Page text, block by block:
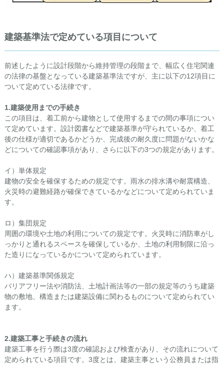
建築基準法で定めている項目について
前述したように設計段階から維持管理の段階まで、幅広く住宅関連
の法律の基盤となっている建築基準法ですが、主に以下の12項目に
ついて定めている法律です。
1.建築使用までの手続き
この項目は、着工前から建物として使用するまでの間の事項につい
て定めています。設計図書などで建築基準が守られているか、着工
後の仕様が適切であるかどうか、完成後の耐久度に問題がないかな
どについての確認事項があり、さらに以下の3つの規定があります。
イ）単体規定
建物の安全を確保するための規定です。雨水の排水溝や耐震構造、
火災時の避難経路が確保できているかなどについて定められていま
す。
ロ）集団規定
周囲の環境や土地の利用についての規定です。火災時に消防車がし
っかりと通れるスペースを確保しているか、土地の利用制限に沿っ
た造りになっているかについて定められています。
ハ）建築基準関係規定
バリアフリー法や消防法、土地計画法等の一部の規定等のうち建築
物の敷地、構造または建築設備に関わるものについて定められてい
ます。
2.建築工事と手続きの流れ
建築工事を行う際は3度の確認および検査があり、その流れについて
定められている項目です。3度とは、建築主事という公務員または指